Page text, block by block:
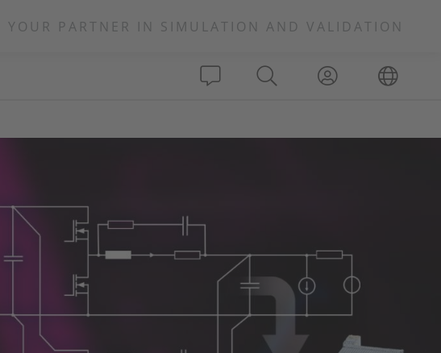
YOUR PARTNER IN SIMULATION AND VALIDATION